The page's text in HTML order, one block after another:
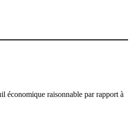
économique raisonnable par rapport à